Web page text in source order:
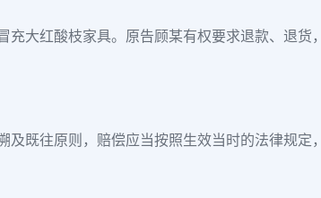
大红酸枝家具。原告顾某有权要求退款、退货
既往原则，赔偿应当按照生效当时的法律规定